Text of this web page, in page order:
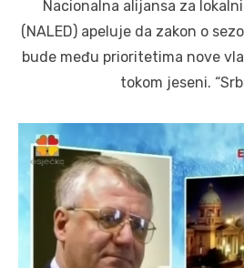
Nacionalna alijansa za
(NALED) apeluje da zakon o
bude među prioritetima nove
tokom jeseni.